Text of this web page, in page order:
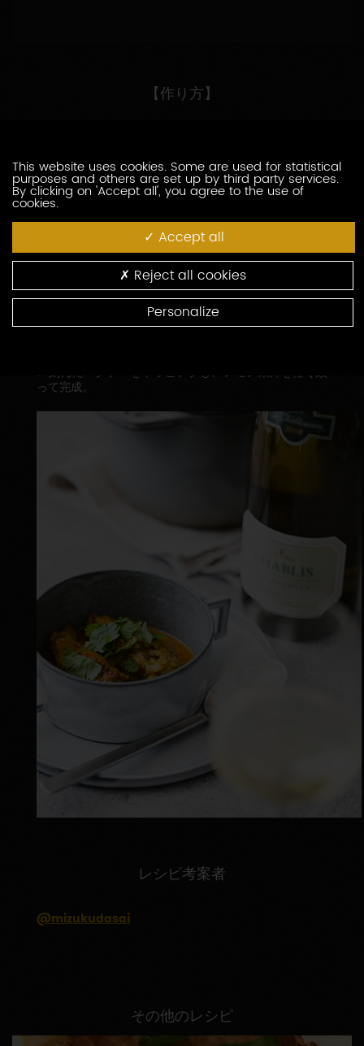
【作り方】
2. 生姜とニンニクも入れ香りが出たら、ザク切りにした
トマトとフライドオニオンを加え、さらに炒める。
クパウダー、コリアンダーパウダーを加え、更に混ぜ
る。
4. 手羽元を加え、混ぜながら中まで火を通す。
5. ヨーグルトを加えて、更に混ぜる。
7. 刻んだパクチーをトッピングし、レモン果汁を軽く絞
って完成。
レシピ考案者
@mizukudasai
その他のレシピ
This website uses cookies. Some are used for statistical
purposes and others are set up by third party services.
By clicking on 'Accept all', you agree to the use of
cookies.
Accept all
Reject all cookies
Personalize